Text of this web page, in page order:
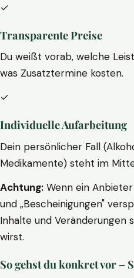
✓
Transparente Preise
Du weißt vorab, welche
was Zusatztermine kosten.
✓
Individuelle Aufarbeitung
Dein persönlicher Fall
Medikamente) steht im
Achtung: Wenn ein
und „Bescheinigungen"
Inhalte und Veränderungen
wirst.
So gehst du konkret vor –